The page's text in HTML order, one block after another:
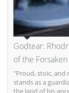
Godtear:
of the
"Proud, stoic, and
stands as a
the land of his